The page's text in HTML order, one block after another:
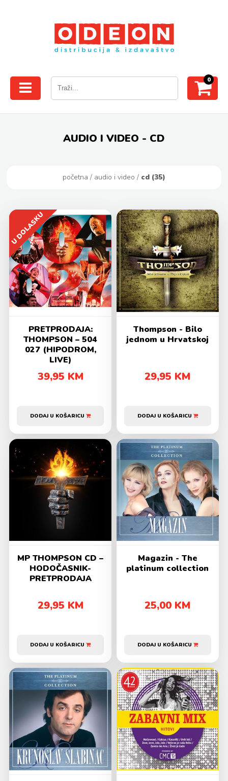
0
AUDIO I VIDEO - CD
početna / audio i video / cd (35)
U DOLASKU
U DOLASKU
PRETPRODAJA:
THOMPSON – 504
027 (HIPODROM,
LIVE)
39,95 KM
DODAJ U KOŠARICU
Thompson - Bilo
jednom u Hrvatskoj
29,95 KM
DODAJ U KOŠARICU
MP THOMPSON CD –
HODOČASNIK-
PRETPRODAJA
29,95 KM
DODAJ U KOŠARICU
Magazin - The
platinum collection
25,00 KM
DODAJ U KOŠARICU